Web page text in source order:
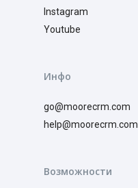
Instagram
Youtube
Инфо
go@moorecrm.com
help@moorecrm.com
Возможности